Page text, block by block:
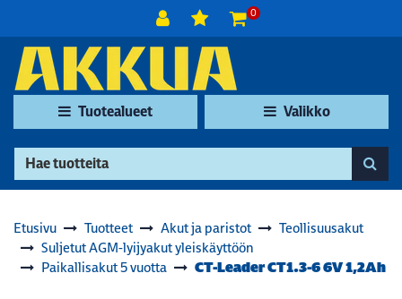
0
Tuotealueet Valikko
Etusivu Tuotteet Akut ja paristot
Teollisuusakut
Suljetut AGM-lyijyakut yleiskäyttöön
Paikallisakut 5 vuotta
CT-Leader CT1.3-6 6V 1,2Ah